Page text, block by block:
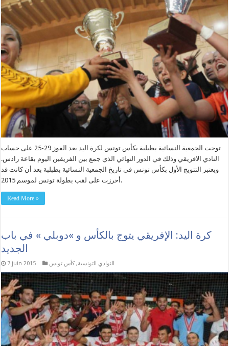
توجت الجمعية النسائية بطبلبة بكأس تونس لكرة اليد بعد الفوز 29-25 على حساب
النادي الافريقي وذلك في الدور النهائي الذي جمع بين الفريقين اليوم بقاعة رادس.
ويعتبر التتويج الأول بكأس تونس في تاريخ الجمعية النسائية بطبلبة بعد أن كانت قد
أحرزت على لقب بطولة تونس لموسم 2015.
Read More »
كرة اليد: الإفريقي يتوج بالكأس و »دوبلي » في باب
الجديد
7 juin 2015 النوادي التونسية, كأس تونس